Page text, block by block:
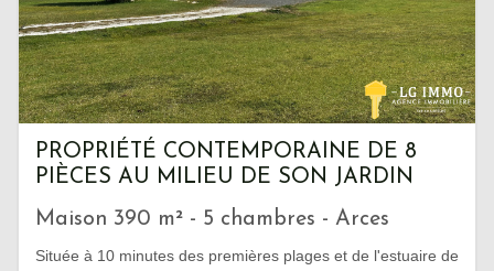
PROPRIÉTÉ CONTEMPORAINE DE 8
PIÈCES AU MILIEU DE SON JARDIN
Maison 390 m² - 5 chambres - Arces
Située à 10 minutes des premières plages et de l'estuaire de